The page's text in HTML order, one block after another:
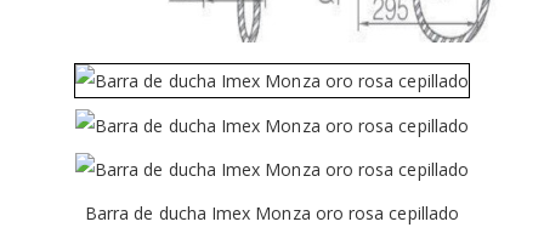
Barra de ducha Imex Monza oro rosa cepillado